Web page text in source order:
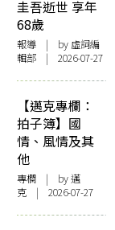
圭吾逝世 享年
68歲
報導 | by 虛詞編
輯部 | 2026-07-27
【邁克專欄：
拍子簿】國
情、風情及其
他
專欄 | by邁
克 | 2026-07-27